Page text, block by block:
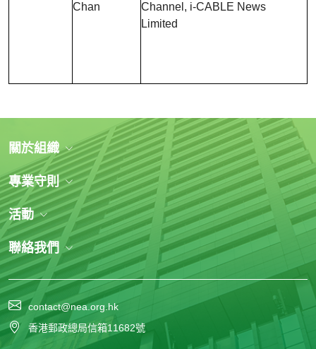
Chan
Channel, i-CABLE News
Limited
contact@nea.org.hk
香港郵政總局信箱11682號
關於組織
專業守則
活動
聯絡我們